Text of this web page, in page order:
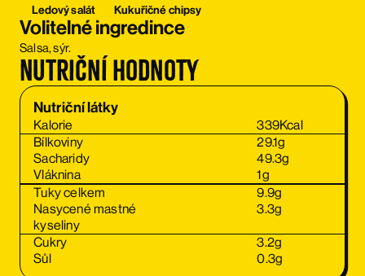
Ledový salát Kukuřičné chipsy
Volitelné ingredince
Salsa, sýr.
Nutriční hodnoty
Nutriční látky
Kalorie 339Kcal
Bílkoviny
29.1g
Sacharidy
49.3g
Vláknina
1g
Tuky celkem
9.9g
Nasycené mastné
kyseliny
3.3g
Cukry 3.2g
Sůl
0.3g